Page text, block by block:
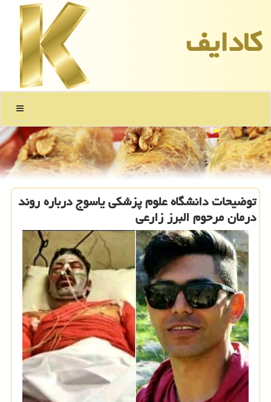
كادایف
منو
توضیحات دانشگاه علوم پزشكی یاسوج درباره روند
درمان مرحوم البرز زارعی